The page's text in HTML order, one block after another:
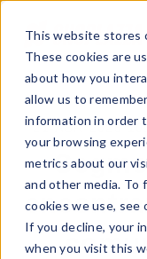
This website stores
These cookies are
about how you
allow us to
information in order
your browsing
metrics about our
and other media. To
cookies we use, see
If you decline, your
when you visit this
21-ABR-2025